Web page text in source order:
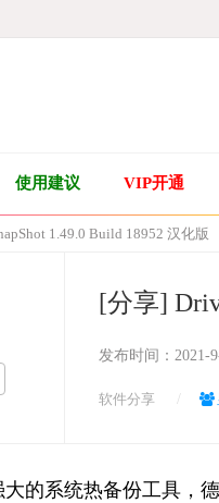
使用建议 VIP开通
1.49.0 Build 18952 汉化版
[分享]
发布时间： 2021-
软件分享 /
大的系统热备份工具，